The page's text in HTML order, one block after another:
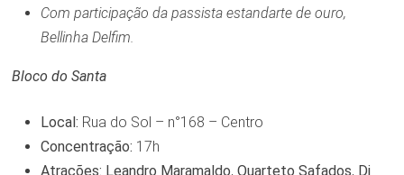
Com participação da passista estandarte de ouro,
Bellinha Delfim.
Bloco do Santa
Local: Rua do Sol – n°168 – Centro
Concentração: 17h
Atrações: Leandro Maramaldo, Quarteto Safados, Dj